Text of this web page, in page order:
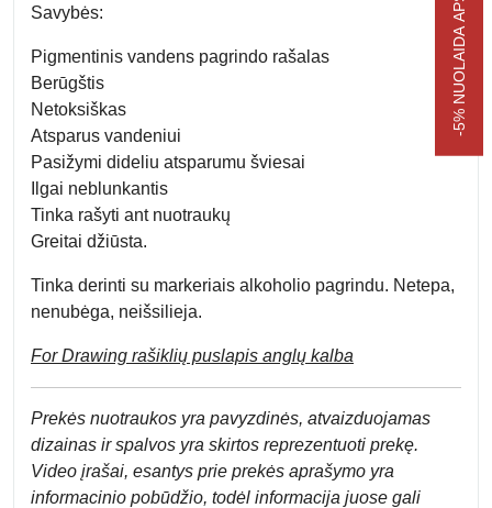
Savybės:
Pigmentinis vandens pagrindo rašalas
Berūgštis
Netoksiškas
Atsparus vandeniui
Pasižymi dideliu atsparumu šviesai
Ilgai neblunkantis
Tinka rašyti ant nuotraukų
Greitai džiūsta.
Tinka derinti su markeriais alkoholio pagrindu. Netepa,
nenubėga, neišsilieja.
For Drawing rašiklių puslapis anglų kalba
Prekės nuotraukos yra pavyzdinės, atvaizduojamas
dizainas ir spalvos yra skirtos reprezentuoti prekę.
Video įrašai, esantys prie prekės aprašymo yra
informacinio pobūdžio, todėl informacija juose gali